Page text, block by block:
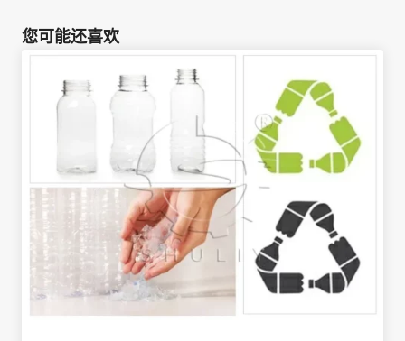
您可能还喜欢